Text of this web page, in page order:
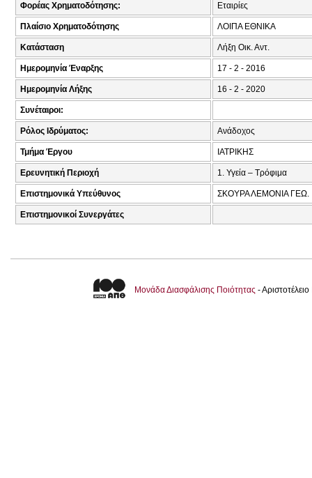
Φορέας Χρηματοδότησης: Εταιρίες
Πλαίσιο Χρηματοδότησης ΛΟΙΠΑ ΕΘΝΙΚΑ
Κατάσταση Λήξη Οικ. Αντ.
Ημερομηνία Έναρξης 17 - 2 - 2016
Ημερομηνία Λήξης 16 - 2 - 2020
Συνέταιροι:
Ρόλος Ιδρύματος: Ανάδοχος
Τμήμα Έργου ΙΑΤΡΙΚΗΣ
Ερευνητική Περιοχή 1. Υγεία – Τρόφιμα
Επιστημονικά Υπεύθυνος ΣΚΟΥΡΑ ΛΕΜΟΝΙΑ ΓΕΩ.
Επιστημονικοί Συνεργάτες
Μονάδα Διασφάλισης Ποιότητας -